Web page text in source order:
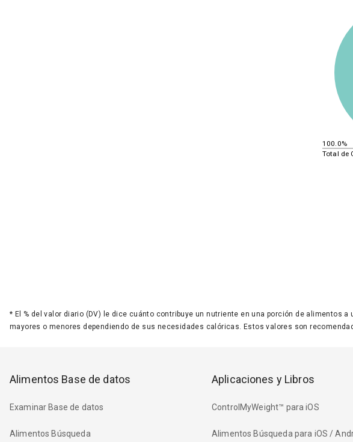
100.0%
Total de
* El % del valor diario (DV) le dice cuánto contribuye un nutriente en una porción de
mayores o menores dependiendo de sus necesidades calóricas. Estos valores son
Alimentos Base de datos
Examinar Base de datos
Alimentos Búsqueda
Aplicaciones y Libros
ControlMyWeight™ para iOS
Alimentos Búsqueda para iOS /